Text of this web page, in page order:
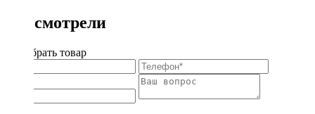
Вы смотрели
Подобрать товар